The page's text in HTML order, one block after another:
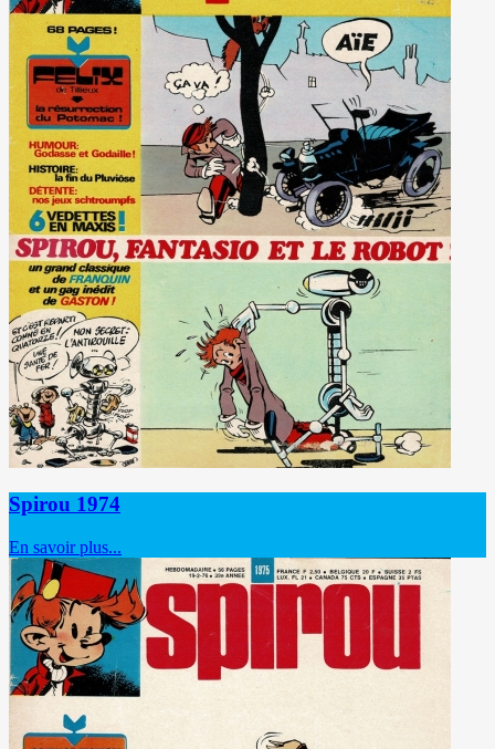
Spirou 1974
En savoir plus...